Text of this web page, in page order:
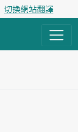
切換網站翻譯